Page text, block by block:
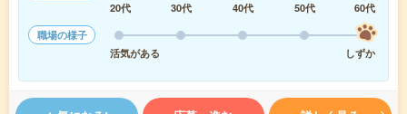
20代
30代 40代 50代
60代
職場の様子
活気がある
しずか